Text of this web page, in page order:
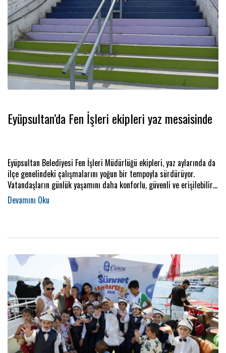
Eyüpsultan’da Fen İşleri ekipleri yaz mesaisinde
Eyüpsultan Belediyesi Fen İşleri Müdürlüğü ekipleri, yaz aylarında da
ilçe genelindeki çalışmalarını yoğun bir tempoyla sürdürüyor.
Vatandaşların günlük yaşamını daha konforlu, güvenli ve erişilebilir
hale getirmek amacıyla sahada aktif olarak görev yapan ekipler,
ilçenin farklı noktalarında ihtiyaçlara hızlı ve etkin şekilde